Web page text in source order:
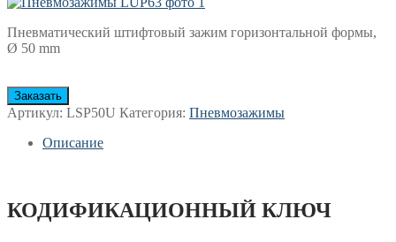
Пневматический штифтовый зажим горизонтальной формы,
Ø 50 mm
Заказать
Артикул: LSP50U Категория: Пневмозажимы
Описание
КОДИФИКАЦИОННЫЙ КЛЮЧ